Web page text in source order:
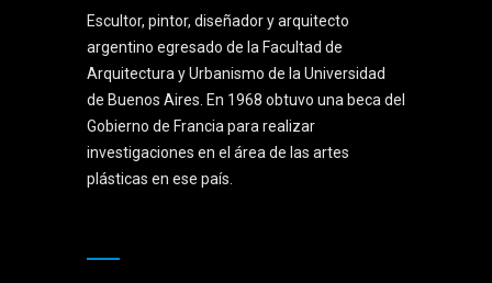
Escultor, pintor, diseñador y arquitecto
argentino egresado de la Facultad de
Arquitectura y Urbanismo de la Universidad
de Buenos Aires. En 1968 obtuvo una beca del
Gobierno de Francia para realizar
investigaciones en el área de las artes
plásticas en ese país.